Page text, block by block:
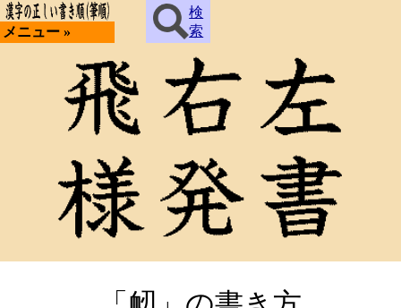
メニュー »
検
索